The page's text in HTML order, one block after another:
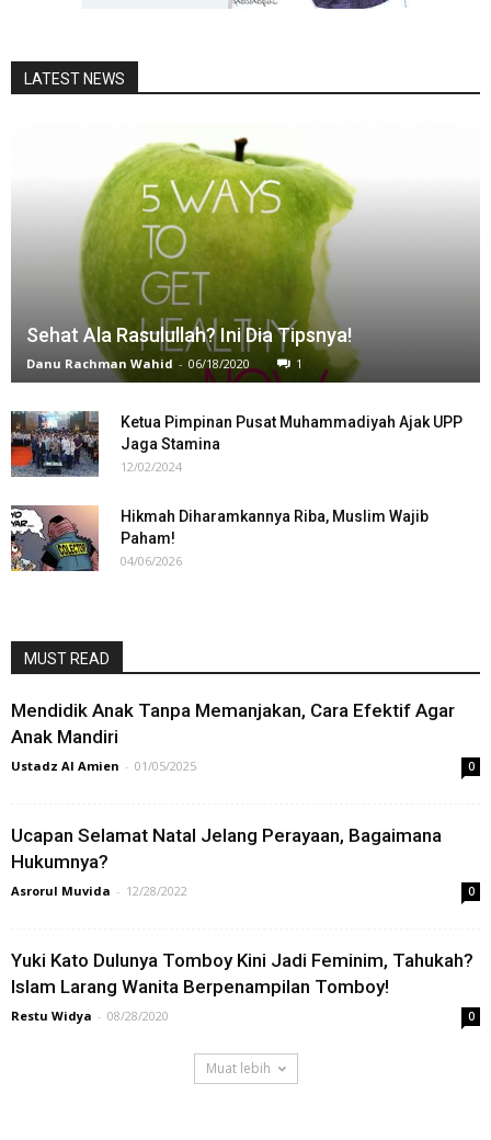
LATEST NEWS
Sehat Ala Rasulullah? Ini Dia Tipsnya!
Danu Rachman Wahid - 06/18/2020 1
Ketua Pimpinan Pusat Muhammadiyah Ajak UPP
Jaga Stamina
12/02/2024
Hikmah Diharamkannya Riba, Muslim Wajib
Paham!
04/06/2026
MUST READ
Mendidik Anak Tanpa Memanjakan, Cara Efektif Agar
Anak Mandiri
Ustadz Al Amien - 01/05/2025 0
Ucapan Selamat Natal Jelang Perayaan, Bagaimana
Hukumnya?
Asrorul Muvida - 12/28/2022 0
Yuki Kato Dulunya Tomboy Kini Jadi Feminim, Tahukah?
Islam Larang Wanita Berpenampilan Tomboy!
Restu Widya - 08/28/2020 0
Muat lebih